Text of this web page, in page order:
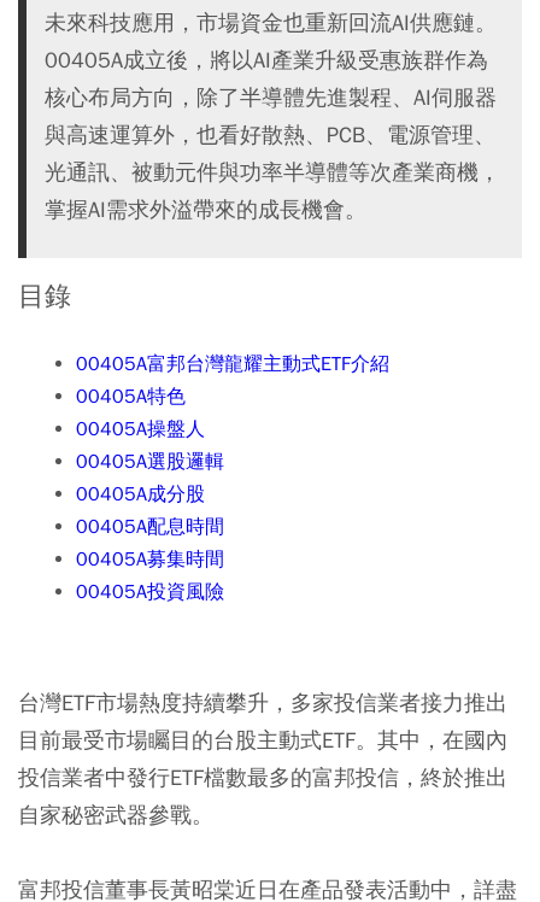
未來科技應用，市場資金也重新回流AI供應鏈。
00405A成立後，將以AI產業升級受惠族群作為
核心布局方向，除了半導體先進製程、AI伺服器
與高速運算外，也看好散熱、PCB、電源管理、
光通訊、被動元件與功率半導體等次產業商機，
掌握AI需求外溢帶來的成長機會。
目錄
00405A富邦台灣龍耀主動式ETF介紹
00405A特色
00405A操盤人
00405A選股邏輯
00405A成分股
00405A配息時間
00405A募集時間
00405A投資風險
台灣ETF市場熱度持續攀升，多家投信業者接力推出
目前最受市場矚目的台股主動式ETF。其中，在國內
投信業者中發行ETF檔數最多的富邦投信，終於推出
自家秘密武器參戰。
富邦投信董事長黃昭棠近日在產品發表活動中，詳盡